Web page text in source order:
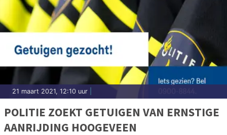
21 maart 2021, 12:10 uur
POLITIE ZOEKT GETUIGEN VAN ERNSTIGE
AANRIJDING HOOGEVEEN